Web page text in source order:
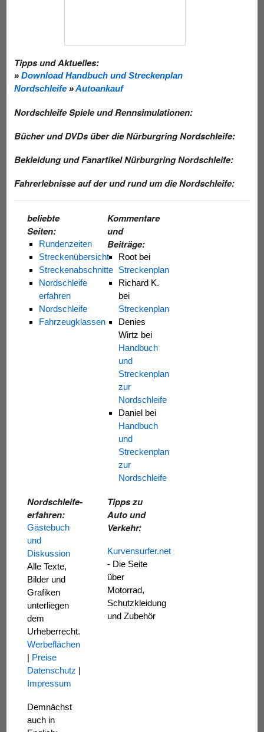
Tipps und Aktuelles:
» Download Handbuch und Streckenplan
Nordschleife »Autoankauf
Nordschleife Spiele und Rennsimulationen:
Bücher und DVDs über die Nürburgring Nordschleife:
Bekleidung und Fanartikel Nürburgring Nordschleife:
Fahrerlebnisse auf der und rund um die Nordschleife:
beliebte
Seiten:
Rundenzeiten
Streckenübersicht
Streckenabschnitte
Nordschleife
erfahren
Nordschleife
Fahrzeugklassen
Kommentare
und
Beiträge:
Root bei
Streckenplan
Richard K.
bei
Streckenplan
Denies
Wirtz bei
Handbuch
und
Streckenplan
zur
Nordschleife
Daniel bei
Handbuch
und
Streckenplan
zur
Nordschleife
Nordschleife-
erfahren:
Gästebuch
und
Diskussion
Alle Texte,
Bilder und
Grafiken
unterliegen
dem
Urheberrecht.
Werbeflächen
| Preise
Datenschutz |
Impressum
Demnächst
auch in
Tipps zu
Auto und
Verkehr:
Kurvensurfer.net
- Die Seite
über
Motorrad,
Schutzkleidung
und Zubehör